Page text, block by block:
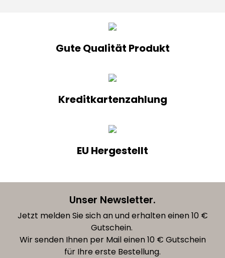
Gute Qualität Produkt
Kreditkartenzahlung
EU Hergestellt
Unser Newsletter.
Jetzt melden Sie sich an und erhalten einen 10 €
Gutschein.
Wir senden Ihnen per Mail einen 10 € Gutschein
für Ihre erste Bestellung.